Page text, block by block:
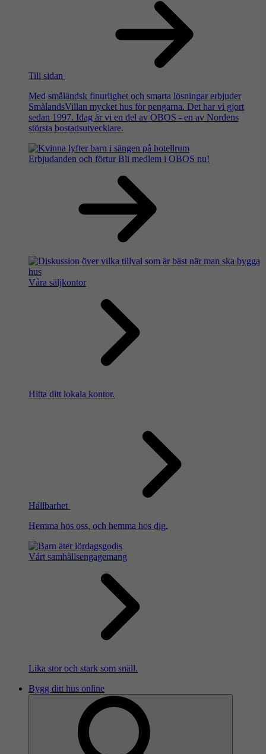
Till sidan
Med småländsk finurlighet och smarta lösningar erbjuder
SmålandsVillan mycket hus för pengarna. Det har vi gjort
sedan 1997. Idag är vi en del av OBOS - en av Nordens
största bostadsutvecklare.
Erbjudanden och förtur Bli medlem i OBOS nu!
Våra säljkontor
Hitta ditt lokala kontor.
Hållbarhet
Hemma hos oss, och hemma hos dig.
Vårt samhällsengagemang
Lika stor och stark som snäll.
Bygg ditt hus online